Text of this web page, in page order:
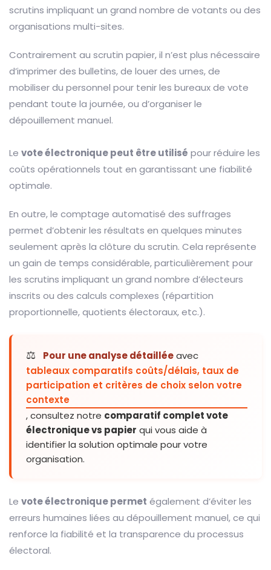
scrutins impliquant un grand nombre de votants ou des
organisations multi-sites.
Contrairement au scrutin papier, il n’est plus nécessaire
d’imprimer des bulletins, de louer des urnes, de
mobiliser du personnel pour tenir les bureaux de vote
pendant toute la journée, ou d’organiser le
dépouillement manuel.
Le vote électronique peut être utilisé pour réduire les
coûts opérationnels tout en garantissant une fiabilité
optimale.
En outre, le comptage automatisé des suffrages
permet d’obtenir les résultats en quelques minutes
seulement après la clôture du scrutin. Cela représente
un gain de temps considérable, particulièrement pour
les scrutins impliquant un grand nombre d’électeurs
inscrits ou des calculs complexes (répartition
proportionnelle, quotients électoraux, etc.).
⚖️ Pour une analyse détailléeavec
tableaux comparatifs coûts/délais, taux de
participation et critères de choix selon votre
contexte
, consultez notre comparatif complet vote
électronique vs papier qui vous aide à
identifier la solution optimale pour votre
organisation.
Le vote électronique permet également d’éviter les
erreurs humaines liées au dépouillement manuel, ce qui
renforce la fiabilité et la transparence du processus
électoral.